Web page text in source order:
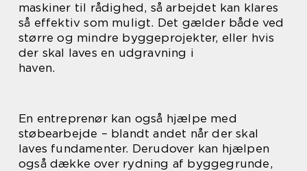
maskiner til rådighed, så arbejdet kan klares
så effektiv som muligt. Det gælder både ved
større og mindre byggeprojekter, eller hvis
der skal laves en udgravning i
haven.
En entreprenør kan også hjælpe med
støbearbejde – blandt andet når der skal
laves fundamenter. Derudover kan hjælpen
også dække over rydning af byggegrunde,